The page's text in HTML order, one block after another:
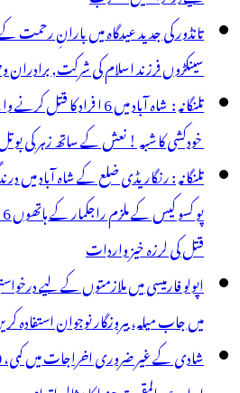
تانڈور کی جدید عیدگاہ میں بارانِ رحمت
سینکڑوں فرزند اسلام کی شرکت, برادران
تلنگانہ : شاہ آباد میں 6 ا
خودکشی کا شبہ ! نعش کے ساتھ زہر کی
تلنگانہ : رنگاریڈی ضلع کے شاہ آباد میں
قتل کی لرزہ خیز واردات
میں جاب میلہ، بیروزگار نوجوان استفادہ